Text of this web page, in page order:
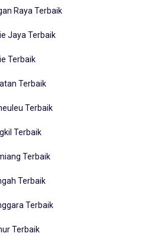
Raya Terbaik
Jaya Terbaik
Terbaik
Terbaik
Terbaik
Terbaik
Terbaik
Terbaik
Terbaik
Terbaik